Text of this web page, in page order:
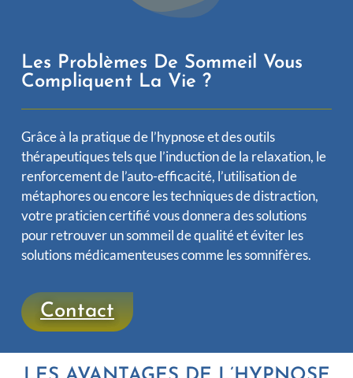
Les Problèmes De Sommeil Vous
Compliquent La Vie ?
Grâce à la pratique de l’hypnose et des outils
thérapeutiques tels que l’induction de la relaxation, le
renforcement de l’auto-efficacité, l’utilisation de
métaphores ou encore les techniques de distraction,
votre praticien certifié vous donnera des solutions
pour retrouver un sommeil de qualité et éviter les
solutions médicamenteuses comme les somnifères.
Contact